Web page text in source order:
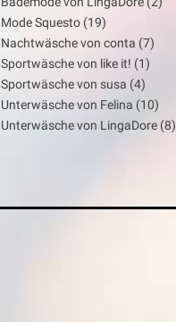
Mode Squesto (19)
Nachtwäsche von conta (7)
Sportwäsche von like it! (1)
Sportwäsche von susa (4)
Unterwäsche von Felina (10)
Unterwäsche von LingaDore (8)